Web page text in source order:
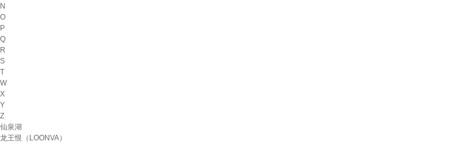
N
O
P
Q
R
S
T
W
X
Y
Z
仙泉湖
龙王恨（LOONVA）